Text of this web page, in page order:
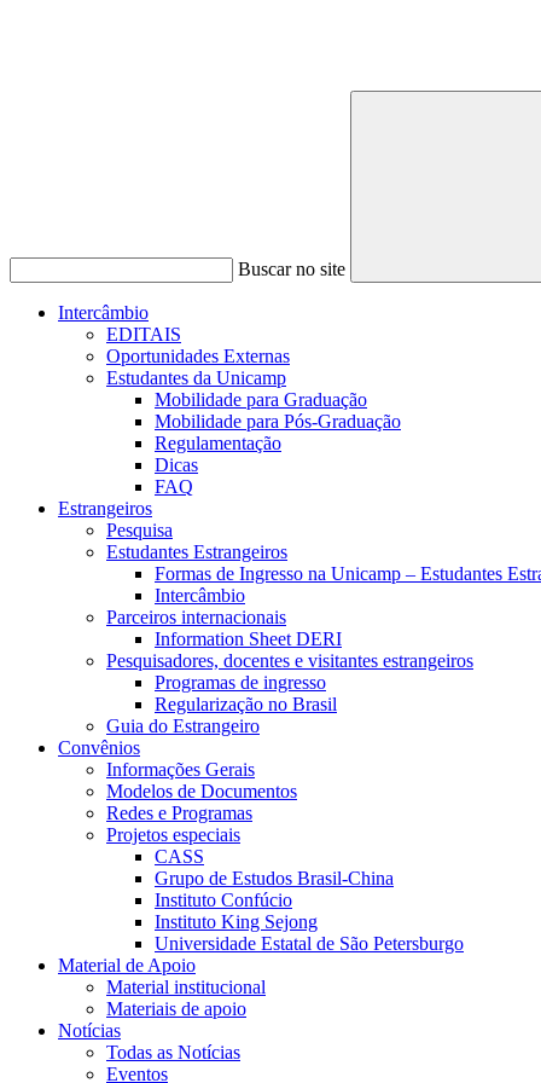
Buscar no site
Intercâmbio
EDITAIS
Oportunidades Externas
Estudantes da Unicamp
Mobilidade para Graduação
Mobilidade para Pós-Graduação
Regulamentação
Dicas
FAQ
Estrangeiros
Pesquisa
Estudantes Estrangeiros
Formas de Ingresso na Unicamp – Estudantes
Intercâmbio
Parceiros internacionais
Information Sheet DERI
Pesquisadores, docentes e visitantes estrangeiros
Programas de ingresso
Regularização no Brasil
Guia do Estrangeiro
Convênios
Informações Gerais
Modelos de Documentos
Redes e Programas
Projetos especiais
CASS
Grupo de Estudos Brasil-China
Instituto Confúcio
Instituto King Sejong
Universidade Estatal de São Petersburgo
Material de Apoio
Material institucional
Materiais de apoio
Notícias
Todas as Notícias
Eventos